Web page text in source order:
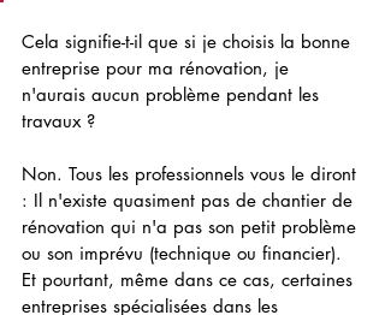
Cela signifie-t-il que si je choisis la bonne
entreprise pour ma rénovation, je
n'aurais aucun problème pendant les
travaux ?
Non. Tous les professionnels vous le diront
: Il n'existe quasiment pas de chantier de
rénovation qui n'a pas son petit problème
ou son imprévu (technique ou financier).
Et pourtant, même dans ce cas, certaines
entreprises spécialisées dans les